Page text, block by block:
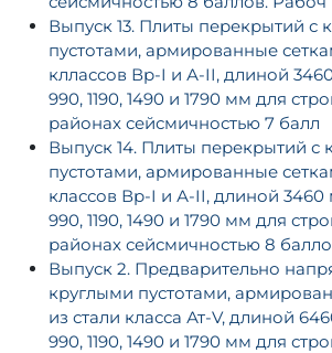
Выпуск 13. Плиты перекрытий с
пустотами, армированные
кллассов Вр-I и А-II, длиной
990, 1190, 1490 и 1790 мм для
районах сейсмичностью 7 балл
Выпуск 14. Плиты перекрытий с
пустотами, армированные
классов Вр-I и А-II, длиной
990, 1190, 1490 и 1790 мм для
районах сейсмичностью 8 балло
Выпуск 2. Предварительно
круглыми пустотами,
из стали класса Ат-V, длиной
990, 1190, 1490 и 1790 мм для